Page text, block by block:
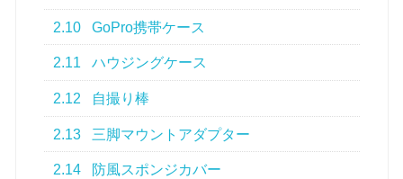
2.10 GoPro携帯ケース
2.11 ハウジングケース
2.12 自撮り棒
2.13 三脚マウントアダプター
2.14 防風スポンジカバー